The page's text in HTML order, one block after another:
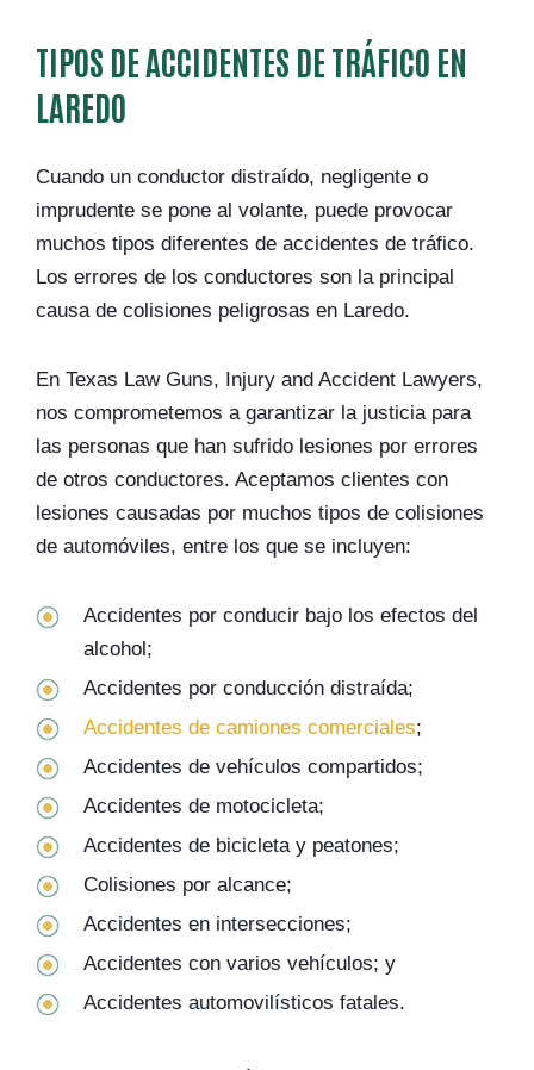
TIPOS DE ACCIDENTES DE TRÁFICO EN
LAREDO
Cuando un conductor distraído, negligente o
imprudente se pone al volante, puede provocar
muchos tipos diferentes de accidentes de tráfico.
Los errores de los conductores son la principal
causa de colisiones peligrosas en Laredo.
En Texas Law Guns, Injury and Accident Lawyers,
nos comprometemos a garantizar la justicia para
las personas que han sufrido lesiones por errores
de otros conductores. Aceptamos clientes con
lesiones causadas por muchos tipos de colisiones
de automóviles, entre los que se incluyen:
Accidentes por conducir bajo los efectos del
alcohol;
Accidentes por conducción distraída;
Accidentes de camiones comerciales;
Accidentes de vehículos compartidos;
Accidentes de motocicleta;
Accidentes de bicicleta y peatones;
Colisiones por alcance;
Accidentes en intersecciones;
Accidentes con varios vehículos; y
Accidentes automovilísticos fatales.